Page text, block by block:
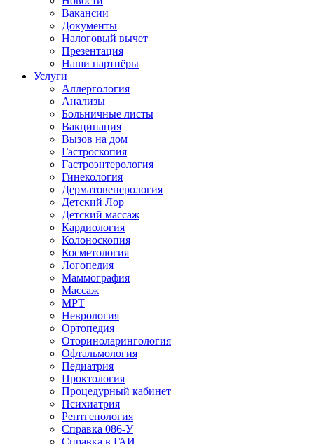
Вакансии
Документы
Налоговый вычет
Презентация
Наши партнёры
Услуги
Аллергология
Анализы
Больничные листы
Вакцинация
Вызов на дом
Гастроскопия
Гастроэнтерология
Гинекология
Дерматовенерология
Детский Лор
Детский массаж
Кардиология
Колоноскопия
Косметология
Логопедия
Маммография
Массаж
МРТ
Неврология
Ортопедия
Оториноларингология
Офтальмология
Педиатрия
Проктология
Процедурный кабинет
Психиатрия
Рентгенология
Справка 086-У
Справка в ГАИ